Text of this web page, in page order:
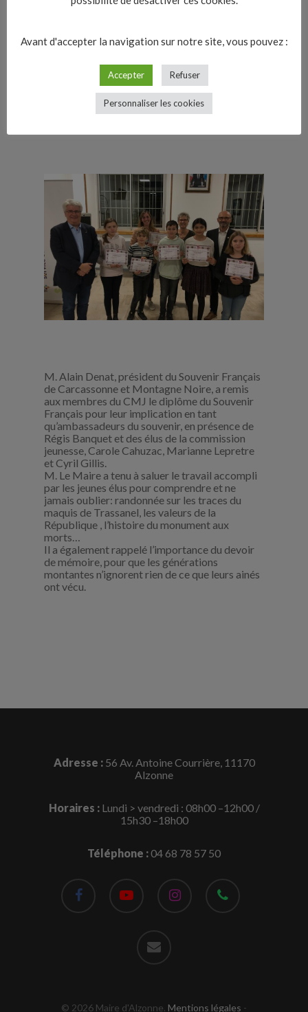
M. Alain Denat, président du Souvenir Français
de Carcassonne et Montagne Noire, a remis
aux membres du CMJ le diplôme du Souvenir
Français pour leur implication en tant
qu’ambassadeurs du souvenir, en présence de
Régis Banquet et des élus de la commission
jeunesse, Carole Cahuzac, Marianne Lepretre
et Cyril Gillis.
M. Le Maire a tenu à saluer le travail accompli
par les jeunes élus pour comprendre et ne
jamais oublier: randonnée sur les traces du
maquis de Trassanel, les valeurs de la
République , l’histoire du monument aux
morts…
Il a également rappelé l’importance du devoir
de mémoire, pour que les générations
montantes n’ignorent rien de ce que leurs ainés
ont vécu.
Adresse : 56 Av. Antoine Courrière, 11170
Alzonne
Horaires :Lundi > vendredi : 08h00 –12h00 /
15h30 –18h00
Téléphone :04 68 78 57 50
facebook instagram phone
© 2026 Maire d'Alzonne. Mentions légales -
Avant d'accepter la navigation sur notre site, vous pouvez :
Accepter Refuser
Personnaliser les cookies